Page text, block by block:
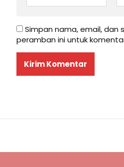
Simpan nama, email, dan
peramban ini untuk